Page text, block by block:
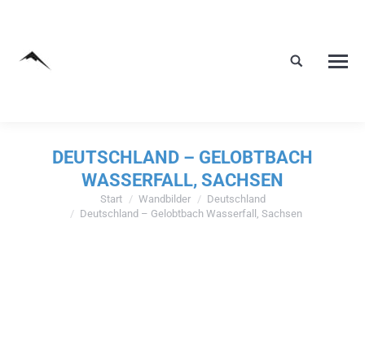
DEUTSCHLAND – GELOBTBACH
WASSERFALL, SACHSEN
Sie befinden sich hier:
Start Wandbilder
Deutschland
Deutschland – Gelobtbach Wasserfall, Sachsen